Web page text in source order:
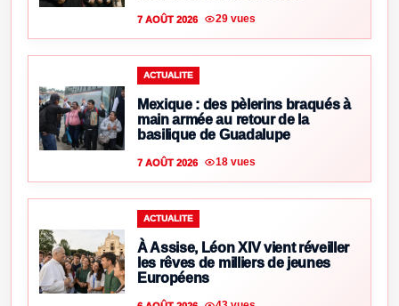
7 AOÛT 2026 29 vues
ACTUALITE
Mexique : des pèlerins braqués à
main armée au retour de la
basilique de Guadalupe
7 AOÛT 2026 18 vues
ACTUALITE
À Assise, Léon XIV vient réveiller
les rêves de milliers de jeunes
Européens